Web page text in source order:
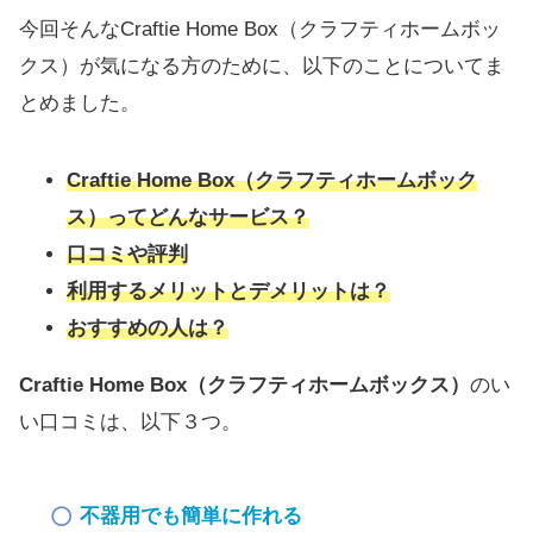
今回そんなCraftie Home Box（クラフティホームボッ
クス）が気になる方のために、以下のことについてま
とめました。
Craftie Home Box（クラフティホームボック
ス）ってどんなサービス？
口コミや評判
利用するメリットとデメリットは？
おすすめの人は？
Craftie Home Box（クラフティホームボックス） のい
い口コミは、以下３つ。
不器用でも簡単に作れる